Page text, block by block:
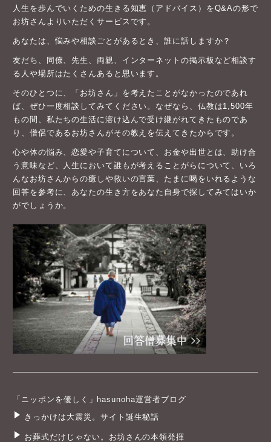
人生を歩んでいくための生きる知恵（アドバイス）をQ&Aの形で
お坊さんよりいただくサービスです。
あなたは、悩みや相談ごとがあるとき、誰に話しますか？
友だち、同僚、先生、両親、インターネットの掲示板など相談す
る人や場所はたくさんあると思います。
そのひとつに、「お坊さん」を考えたことがなかったのであれ
ば、ぜひ一度相談してみてください。なぜなら、仏教は1,500年
もの間、私たちの生活に溶け込んで受け継がれてきたものであ
り、僧侶であるお坊さんがその教えを伝えてきたからです。
心や体の悩み、恋愛や子育てについて、お金や出世とは、助け合
う意味など、人生において誰もが考えることがらについて、いろ
んなお坊さんからの癒しや救いの言葉、たまに喝をいれるような
回答を参考に、あなたの生き方をあなた自身で探してみてはいか
がでしょうか。
「ニッポンを優しく」hasunoha運営者ブログ
きっかけは大震災。サイト誕生秘話
お葬式だけじゃない。お坊さんの本領発揮